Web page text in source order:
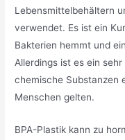
Lebensmittelbehältern
verwendet. Es ist ein
Bakterien hemmt und
Allerdings ist es ein
chemische Substanzen
Menschen gelten.
BPA-Plastik kann zu